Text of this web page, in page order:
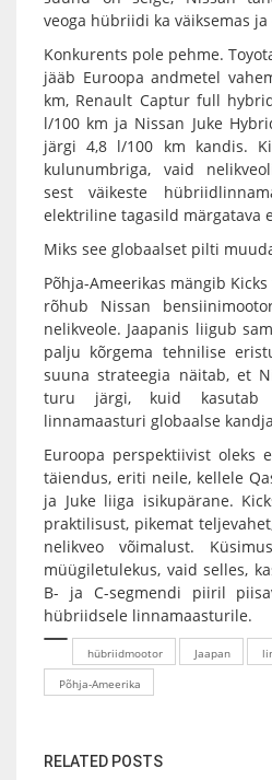
veoga hübriidi ka väiksemas
Konkurents pole pehme.
jääb Euroopa andmetel
km, Renault Captur full
l/100 km ja Nissan Juke
järgi 4,8 l/100 km kandis.
kulunumbriga, vaid
sest väikeste
elektriline tagasild märgatava
Miks see globaalset pilti
Põhja-Ameerikas mängib
rõhub Nissan
nelikveole. Jaapanis liigub
palju kõrgema tehnilise
suuna strateegia näitab, et
turu järgi, kuid kasutab
linnamaasturi globaalse
Euroopa perspektiivist oleks
täiendus, eriti neile, kellele
ja Juke liiga isikupärane.
praktilisust, pikemat
nelikveo võimalust.
müügiletulekus, vaid selles,
B- ja C-segmendi piiril
hübriidsele linnamaasturile.
hübriidmootor Jaapan
Põhja-Ameerika
RELATED POSTS